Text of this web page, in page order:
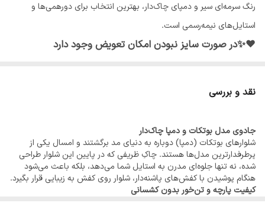
رنگ سرمه‌ای سیر و دمپای چاک‌دار، بهترین انتخاب برای دورهمی‌ها و
استایل‌های نیمه‌رسمی است.
♥️✨در صورت سایز نبودن امکان تعویض وجود دارد
نقد و بررسی
جادوی مدل بوتکات و دمپا چاک‌دار
شلوارهای بوتکات (دمپا) دوباره به دنیای مد برگشتند و امسال یکی از
پرطرفدارترین مدل‌ها هستند. چاکِ ظریفی که در پایین این شلوار طراحی
شده، نه تنها جلوه‌ای مدرن به استایل شما می‌دهد، بلکه باعث می‌شود
هنگام پوشیدن با کفش‌های پاشنه‌دار، شلوار روی کفش به زیبایی قرار بگیرد.
کیفیت پارچه و تن‌خور بدون کشسانی